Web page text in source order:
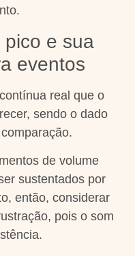
pico e sua
eventos
real que o
sendo o dado
de volume
sustentados por
então, considerar
pois o som